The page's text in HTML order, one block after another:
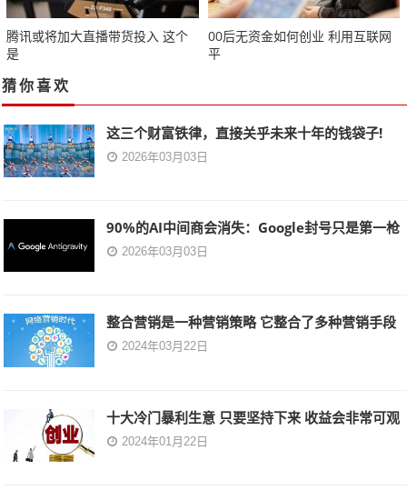
腾讯或将加大直播带货投入 这个
是
00后无资金如何创业 利用互联网
平
猜你喜欢
这三个财富铁律，直接关乎未来十年的钱袋子!
2026年03月03日
90%的AI中间商会消失：Google封号只是第一枪
2026年03月03日
整合营销是一种营销策略 它整合了多种营销手段
2024年03月22日
十大冷门暴利生意 只要坚持下来 收益会非常可观
2024年01月22日